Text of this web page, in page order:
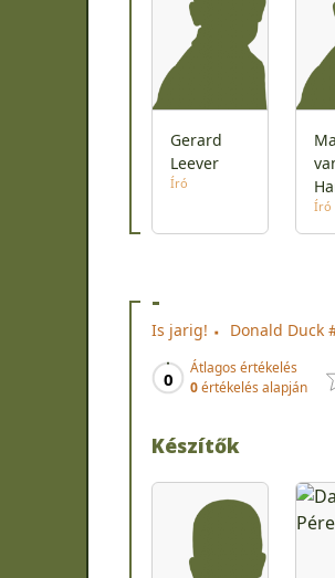
Gerard
Leever
Író
Író
-
Is jarig! Donald Duck
0
Átlagos értékelés
0értékelés alapján
Készítők